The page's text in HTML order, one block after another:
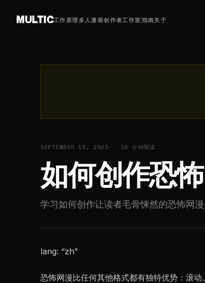
MULTIC工作原理 多人漫画创作者工作室 指南关于
SEPTEMBER 15, 2025 10 分钟阅读
如何创作恐
学习如何创作让读者毛骨悚然的恐怖网
lang: “zh”
恐怖网漫比任何其他格式都有独特优势：滚